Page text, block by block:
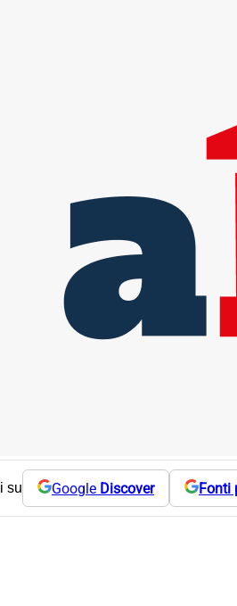
su Google Discover Fonti